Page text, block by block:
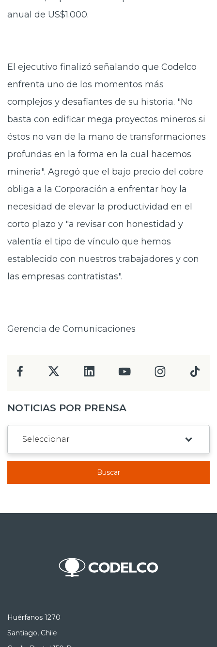
anual de US$1.000.
El ejecutivo finalizó señalando que Codelco
enfrenta uno de los momentos más
complejos y desafiantes de su historia. "No
basta con edificar mega proyectos mineros si
éstos no van de la mano de transformaciones
profundas en la forma en la cual hacemos
minería". Agregó que el bajo precio del cobre
obliga a la Corporación a enfrentar hoy la
necesidad de elevar la productividad en el
corto plazo y "a revisar con honestidad y
valentía el tipo de vínculo que hemos
establecido con nuestros trabajadores y con
las empresas contratistas".
Gerencia de Comunicaciones
NOTICIAS POR PRENSA
Buscar
Huérfanos 1270
Santiago, Chile